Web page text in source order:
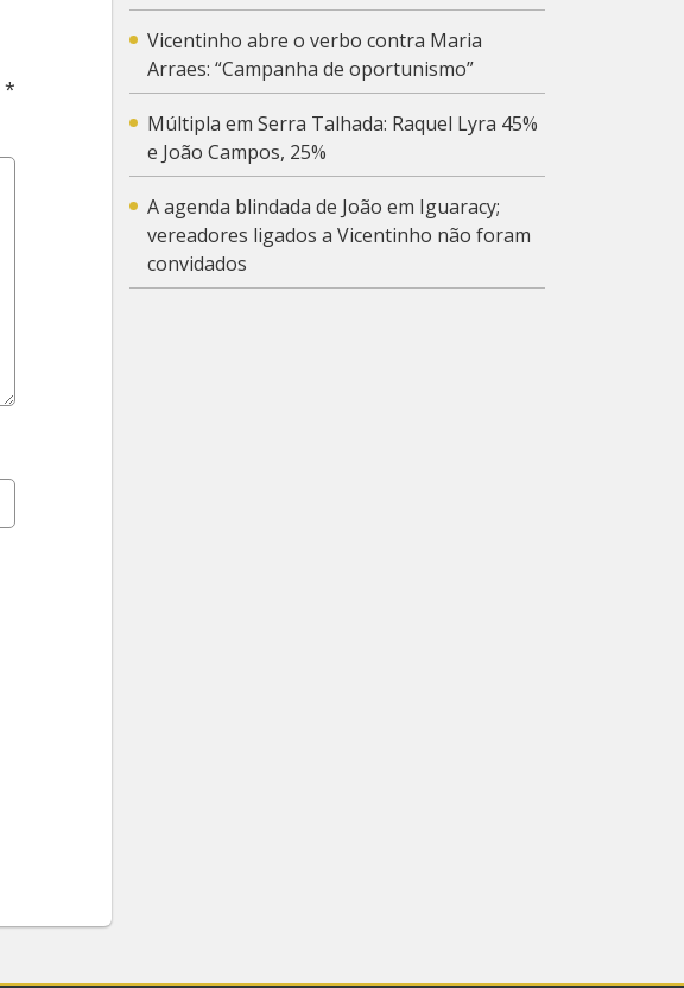
*
Vicentinho abre o verbo contra Maria
Arraes: “Campanha de oportunismo”
Múltipla em Serra Talhada: Raquel Lyra 45%
e João Campos, 25%
A agenda blindada de João em Iguaracy;
vereadores ligados a Vicentinho não foram
convidados